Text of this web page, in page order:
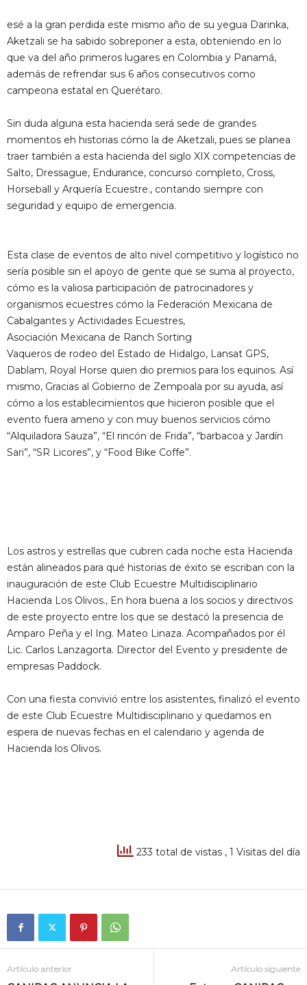
esé a la gran perdida este mismo año de su yegua Darinka,
Aketzali se ha sabido sobreponer a esta, obteniendo en lo
que va del año primeros lugares en Colombia y Panamá,
además de refrendar sus 6 años consecutivos como
campeona estatal en Querétaro.
Sin duda alguna esta hacienda será sede de grandes
momentos eh historias cómo la de Aketzali, pues se planea
traer también a esta hacienda del siglo XIX competencias de
Salto, Dressague, Endurance, concurso completo, Cross,
Horseball y Arquería Ecuestre., contando siempre con
seguridad y equipo de emergencia.
Esta clase de eventos de alto nivel competitivo y logístico no
sería posible sin el apoyo de gente que se suma al proyecto,
cómo es la valiosa participación de patrocinadores y
organismos ecuestres cómo la Federación Mexicana de
Cabalgantes y Actividades Ecuestres,
Asociación Mexicana de Ranch Sorting
Vaqueros de rodeo del Estado de Hidalgo, Lansat GPS,
Dablam, Royal Horse quien dio premios para los equinos. Así
mismo, Gracias al Gobierno de Zempoala por su ayuda, así
cómo a los establecimientos que hicieron posible que el
evento fuera ameno y con muy buenos servicios cómo
“Alquiladora Sauza”, “El rincón de Frida”, “barbacoa y Jardín
Sari”, “SR Licores”, y “Food Bike Coffe”.
Los astros y estrellas que cubren cada noche esta Hacienda
están alineados para qué historias de éxito se escriban con la
inauguración de este Club Ecuestre Multidisciplinario
Hacienda Los Olivos., En hora buena a los socios y directivos
de este proyecto entre los que se destacó la presencia de
Amparo Peña y el Ing. Mateo Linaza. Acompañados por él
Lic. Carlos Lanzagorta. Director del Evento y presidente de
empresas Paddock.
Con una fiesta convivió entre los asistentes, finalizó el evento
de este Club Ecuestre Multidisciplinario y quedamos en
espera de nuevas fechas en el calendario y agenda de
Hacienda los Olivos.
233 total de vistas , 1 Visitas del día
Artículo anterior Artículo siguiente